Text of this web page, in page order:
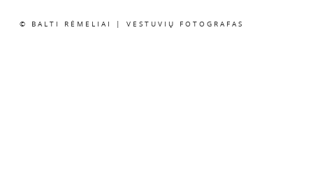
ISTORIJOS
© BALTI RĖMELIAI | VESTUVIŲ FOTOGRAFAS